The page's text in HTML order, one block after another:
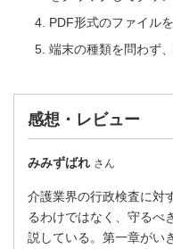
PDF形式のファイル
端末の種類を問わず
感想・レビュー
みみずばれ さん
介護業界の行政検査に対
るわけではなく、守るべ
説している。第一章がい